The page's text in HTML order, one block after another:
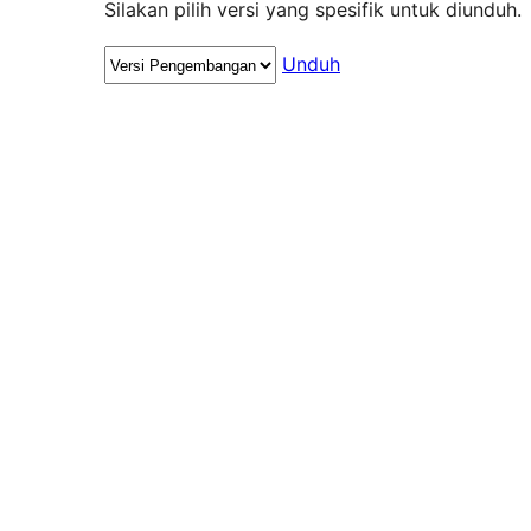
Silakan pilih versi yang spesifik untuk diunduh.
Unduh